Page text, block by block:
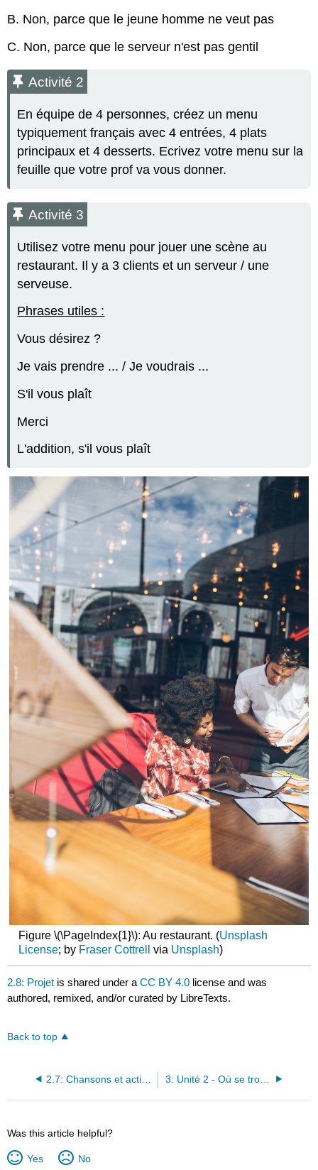
B. Non, parce que le jeune homme ne veut pas
C. Non, parce que le serveur n'est pas gentil
Activité 2
En équipe de 4 personnes, créez un menu
typiquement français avec 4 entrées, 4 plats
principaux et 4 desserts. Ecrivez votre menu sur la
feuille que votre prof va vous donner.
Activité 3
Utilisez votre menu pour jouer une scène au
restaurant. Il y a 3 clients et un serveur / une
serveuse.
Phrases utiles :
Vous désirez ?
Je vais prendre ... / Je voudrais ...
S'il vous plaît
Merci
L'addition, s'il vous plaît
Figure \(\PageIndex{1}\): Au restaurant. (Unsplash
License; by Fraser Cottrell via Unsplash)
2.8: Projet is shared under aCC BY 4.0 license and was
authored, remixed, and/or curated by LibreTexts.
Back to top
2.7: Chansons et activités d'écoute 3: Unité 2 - Où se trouve la Tour Eiffel ?
Was this article helpful?
Yes No